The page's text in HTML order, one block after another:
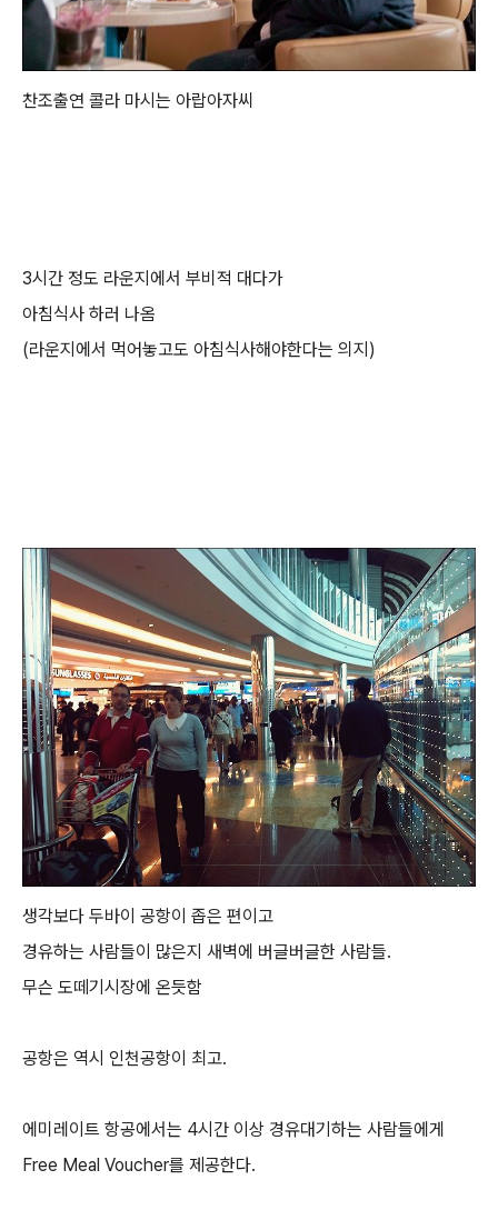
찬조출연 콜라 마시는 아랍아자씨
3시간 정도 라운지에서 부비적 대다가
아침식사 하러 나옴
(라운지에서 먹어놓고도 아침식사해야한다는 의지)
생각보다 두바이 공항이 좁은 편이고
경유하는 사람들이 많은지 새벽에 버글버글한 사람들.
무슨 도떼기시장에 온듯함
공항은 역시 인천공항이 최고.
에미레이트 항공에서는 4시간 이상 경유대기하는 사람들에게
Free Meal Voucher를 제공한다.